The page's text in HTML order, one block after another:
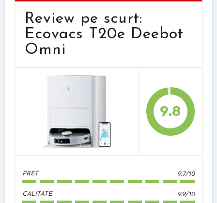
Review pe scurt:
Ecovacs T20e Deebot
Omni
9.8
PRET 9.7/10
CALITATE 9.9/10